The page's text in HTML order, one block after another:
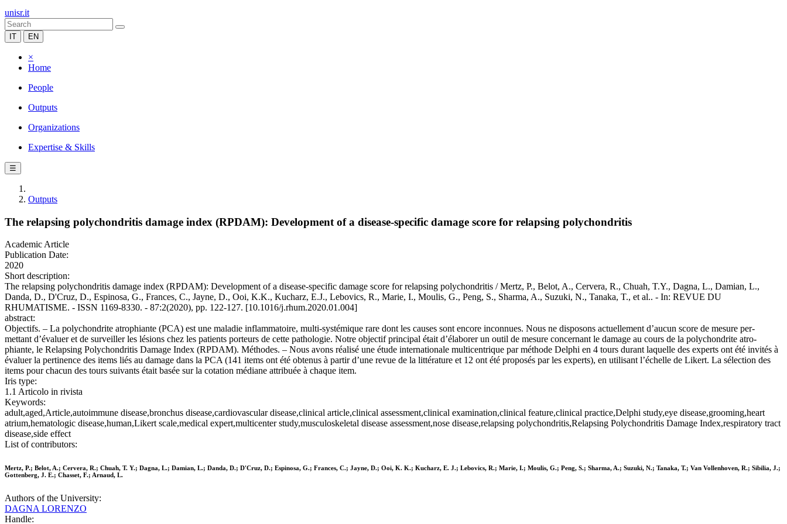
unisr.it
IT EN
×
Home
People
Outputs
Organizations
Expertise & Skills
☰
Outputs
The relapsing polychondritis damage index (RPDAM): Development of a disease-specific damage score for relapsing polychondritis
Academic Article
Publication Date:
2020
Short description:
The relapsing polychondritis damage index (RPDAM): Development of a disease-specific damage score for relapsing polychondritis / Mertz, P., Belot, A., Cervera, R., Chuah, T.Y., Dagna, L., Damian, L.,
Danda, D., D'Cruz, D., Espinosa, G., Frances, C., Jayne, D., Ooi, K.K., Kucharz, E.J., Lebovics, R., Marie, I., Moulis, G., Peng, S., Sharma, A., Suzuki, N., Tanaka, T., et al.. - In: REVUE DU
RHUMATISME. - ISSN 1169-8330. - 87:2(2020), pp. 122-127. [10.1016/j.rhum.2020.01.004]
abstract:
Objectifs. – La polychondrite atrophiante (PCA) est une maladie inflammatoire, multi-systémique rare dont les causes sont encore inconnues. Nous ne disposons actuellement d’aucun score de mesure per-
mettant d’évaluer et de surveiller les lésions chez les patients porteurs de cette pathologie. Notre objectif principal était d’élaborer un outil de mesure concernant le damage au cours de la polychondrite atro-
phiante, le Relapsing Polychondritis Damage Index (RPDAM). Méthodes. – Nous avons réalisé une étude internationale multicentrique par méthode Delphi en 4 tours durant laquelle des experts ont été invités à
évaluer la pertinence des items liés au damage dans la PCA (141 items ont été obtenus à partir d’une revue de la littérature et 12 ont été proposés par les experts), en utilisant l’échelle de Likert. La sélection des
items pour chacun des tours suivants était basée sur la cotation médiane attribuée à chaque item.
Iris type:
1.1 Articolo in rivista
Keywords:
adult,aged,Article,autoimmune disease,bronchus disease,cardiovascular disease,clinical article,clinical assessment,clinical examination,clinical feature,clinical practice,Delphi study,eye disease,grooming,heart
atrium,hematologic disease,human,Likert scale,medical expert,multicenter study,musculoskeletal disease assessment,nose disease,relapsing polychondritis,Relapsing Polychondritis Damage Index,respiratory tract
disease,side effect
List of contributors:
Mertz, P.; Belot, A.; Cervera, R.; Chuah, T. Y.; Dagna, L.; Damian, L.; Danda, D.; D'Cruz, D.; Espinosa, G.; Frances, C.; Jayne, D.; Ooi, K. K.; Kucharz, E. J.; Lebovics, R.; Marie, I.; Moulis, G.; Peng, S.; Sharma, A.; Suzuki, N.; Tanaka, T.; Van Vollenhoven, R.; Sibilia, J.;
Gottenberg, J. E.; Chasset, F.; Arnaud, L.
Authors of the University:
DAGNA LORENZO
Handle: